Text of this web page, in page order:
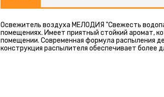
Освежитель воздуха МЕЛОДИЯ "Свежесть
помещениях. Имеет приятный стойкий аромат,
помещении. Современная формула распыления
конструкция распылителя обеспечивает более